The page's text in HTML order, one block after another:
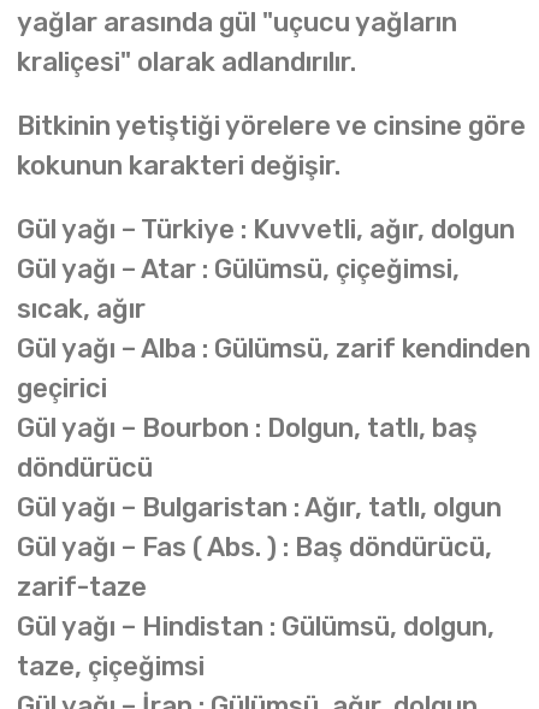
yağlar arasında gül "uçucu yağların
kraliçesi" olarak adlandırılır.
Bitkinin yetiştiği yörelere ve cinsine göre
kokunun karakteri değişir.
Gül yağı – Türkiye : Kuvvetli, ağır, dolgun
Gül yağı – Atar : Gülümsü, çiçeğimsi,
sıcak, ağır
Gül yağı – Alba : Gülümsü, zarif kendinden
geçirici
Gül yağı – Bourbon : Dolgun, tatlı, baş
döndürücü
Gül yağı – Bulgaristan : Ağır, tatlı, olgun
Gül yağı – Fas ( Abs. ) : Baş döndürücü,
zarif-taze
Gül yağı – Hindistan : Gülümsü, dolgun,
taze, çiçeğimsi